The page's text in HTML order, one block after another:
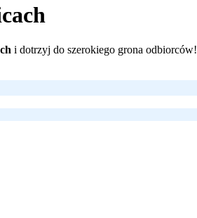
i dotrzyj do szerokiego grona odbiorców!